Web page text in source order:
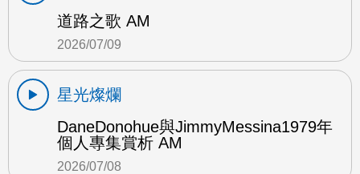
道路之歌 AM
2026/07/09
星光燦爛
DaneDonohue與JimmyMessina1979年
個人專集賞析 AM
2026/07/08